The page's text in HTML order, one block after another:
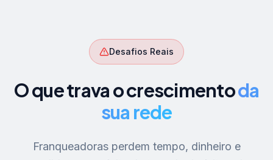
Desafios Reais
O que trava o crescimentoda
sua rede
Franqueadoras perdem tempo, dinheiro e